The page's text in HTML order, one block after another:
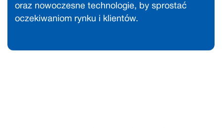
oraz nowoczesne technologie, by sprostać
oczekiwaniom rynku i klientów.